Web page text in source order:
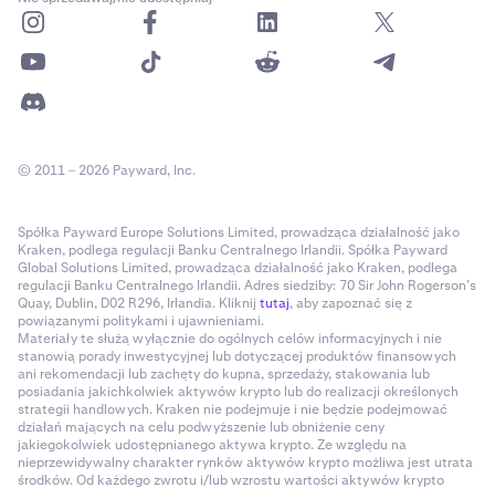
© 2011 – 2026 Payward, Inc.
Spółka Payward Europe Solutions Limited, prowadząca działalność jako
Kraken, podlega regulacji Banku Centralnego Irlandii. Spółka Payward
Global Solutions Limited, prowadząca działalność jako Kraken, podlega
regulacji Banku Centralnego Irlandii. Adres siedziby: 70 Sir John Rogerson’s
Quay, Dublin, D02 R296, Irlandia. Kliknij tutaj, aby zapoznać się z
powiązanymi politykami i ujawnieniami.
Materiały te służą wyłącznie do ogólnych celów informacyjnych i nie
stanowią porady inwestycyjnej lub dotyczącej produktów finansowych
ani rekomendacji lub zachęty do kupna, sprzedaży, stakowania lub
posiadania jakichkolwiek aktywów krypto lub do realizacji określonych
strategii handlowych. Kraken nie podejmuje i nie będzie podejmować
działań mających na celu podwyższenie lub obniżenie ceny
jakiegokolwiek udostępnianego aktywa krypto. Ze względu na
nieprzewidywalny charakter rynków aktywów krypto możliwa jest utrata
środków. Od każdego zwrotu i/lub wzrostu wartości aktywów krypto